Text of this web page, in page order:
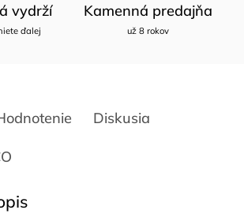
vydrží
ďalej
Kamenná predajňa
už 8 rokov
Diskusia